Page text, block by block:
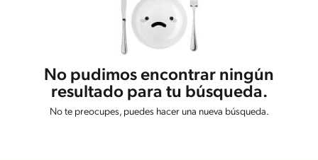
No pudimos encontrar ningún
resultado para tu búsqueda.
No te preocupes, puedes hacer una nueva búsqueda.